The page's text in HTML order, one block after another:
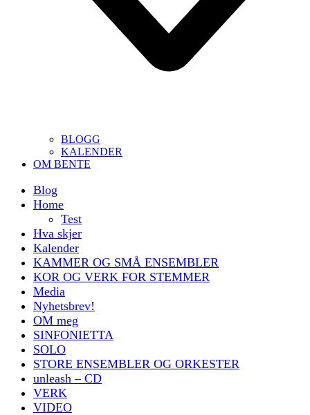
BLOGG
KALENDER
OM BENTE
Blog
Home
Test
Hva skjer
Kalender
KAMMER OG SMÅ ENSEMBLER
KOR OG VERK FOR STEMMER
Media
Nyhetsbrev!
OM meg
SINFONIETTA
SOLO
STORE ENSEMBLER OG ORKESTER
unleash – CD
VERK
VIDEO